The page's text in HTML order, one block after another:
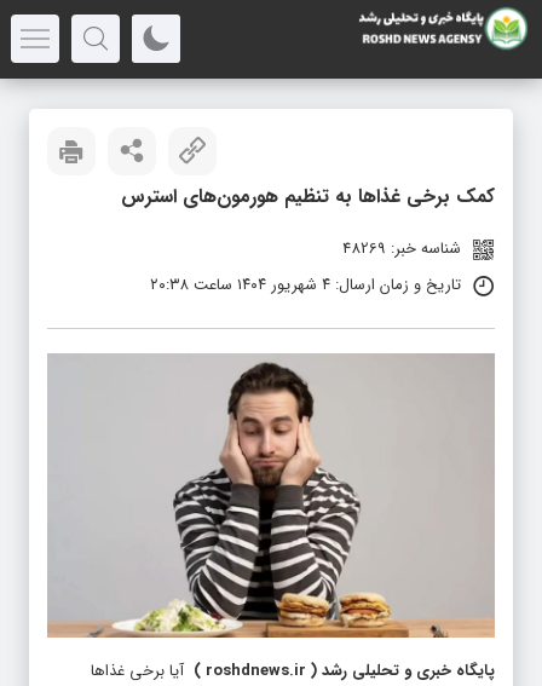
کمک برخی غذاها به تنظیم هورمون‌های استرس
شناسه خبر: 48269
تاریخ و زمان ارسال: ۴ شهریور ۱۴۰۴ ساعت ۲۰:۳۸
پایگاه خبری و تحلیلی رشد(
roshdnews.ir
) آیا برخی غذاها